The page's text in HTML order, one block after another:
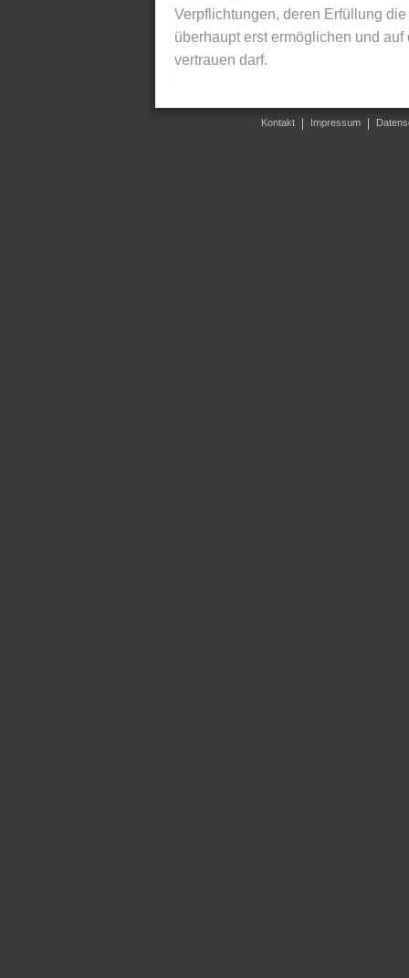
Verpflichtungen, deren Erfüllung
überhaupt erst ermöglichen und
vertrauen darf.
Kontakt Impressum